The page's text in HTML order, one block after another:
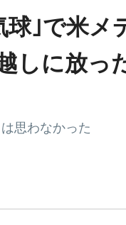
球｣で米
しに放っ
思わなかった